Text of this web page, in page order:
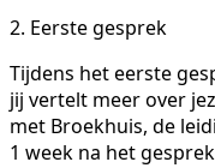
2. Eerste gesprek
Tijdens het eerste
jij vertelt meer over
met Broekhuis, de
1 week na het